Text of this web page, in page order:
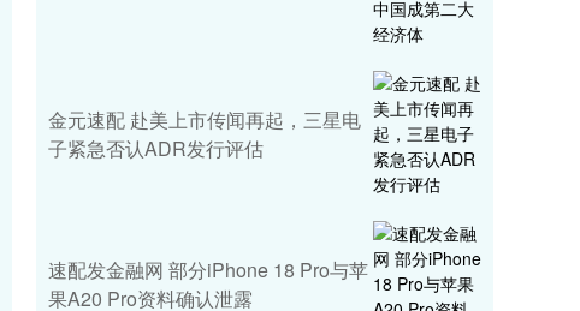
金元速配 赴美上市传闻再起，三星电
子紧急否认ADR发行评估
速配发金融网 部分iPhone 18 Pro与苹
果A20 Pro资料确认泄露